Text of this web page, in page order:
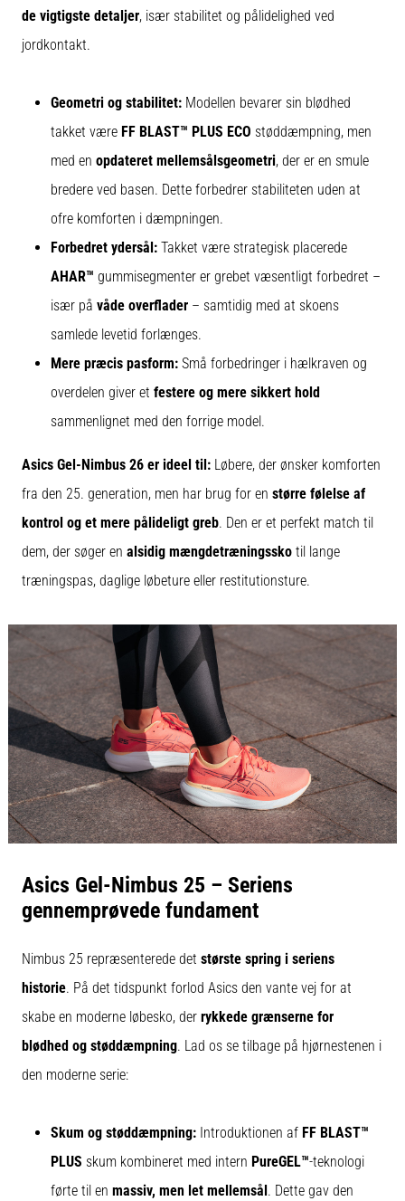
de vigtigste detaljer, især stabilitet og pålidelighed ved
jordkontakt.
Geometri og stabilitet: Modellen bevarer sin blødhed
takket være FF BLAST™ PLUS ECO støddæmpning, men
med en opdateret mellemsålsgeometri, der er en smule
bredere ved basen. Dette forbedrer stabiliteten uden at
ofre komforten i dæmpningen.
Forbedret ydersål: Takket være strategisk placerede
AHAR™ gummisegmenter er grebet væsentligt forbedret –
især på våde overflader – samtidig med at skoens
samlede levetid forlænges.
Mere præcis pasform: Små forbedringer i hælkraven og
overdelen giver et festere og mere sikkert hold
sammenlignet med den forrige model.
Asics Gel-Nimbus 26 er ideel til: Løbere, der ønsker komforten
fra den 25. generation, men har brug for en større følelse af
kontrol og et mere pålideligt greb. Den er et perfekt match til
dem, der søger en alsidig mængdetræningssko til lange
træningspas, daglige løbeture eller restitutionsture.
Asics Gel-Nimbus 25 – Seriens
gennemprøvede fundament
Nimbus 25 repræsenterede det største spring i seriens
historie. På det tidspunkt forlod Asics den vante vej for at
skabe en moderne løbesko, der rykkede grænserne for
blødhed og støddæmpning. Lad os se tilbage på hjørnestenen i
den moderne serie:
Skum og støddæmpning: Introduktionen af FF BLAST™
PLUS skum kombineret med intern PureGEL™-teknologi
førte til en massiv, men let mellemsål. Dette gav den